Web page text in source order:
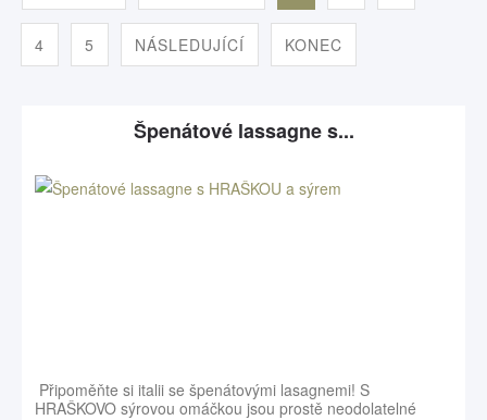
4 5 NÁSLEDUJÍCÍ KONEC
Špenátové lassagne s...
Připoměňte si italii se špenátovými lasagnemi! S
HRAŠKOVO sýrovou omáčkou jsou prostě neodolatelné